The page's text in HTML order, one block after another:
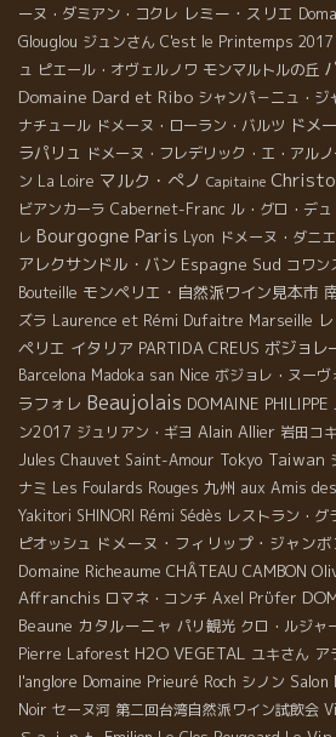
ーヌ・ダミアン・コクレ レミー・スリエ
Glouglou ジュンさん C'est le Printemps 2017
ュ ピエール・オヴェルノワ モンマルトルの丘
Domaine Dard et Ribo シャンパ－ニュ・ジ
ナチュール ドメーヌ・ローラン・バルツ ドメ
ラパリュ ドメーヌ・フレデリック・エ・アル
ン La Loire マルク・ぺノ Capitaine
ビアンカーラ Cabernet-Franc ル・グロ・デュ
レ Bourgogne Paris Lyon ドメーヌ・ダニ
アレクサンドル・バン Espagne Sud コワン
Bouteille モンペリエ・自然派ワイン見本市
ズラ Laurence et Rémi Dufaitre Marseille
ペリエ イタリア PARTIDA CREUS ボジョレ
Barcelona Madoka san Nice ボジョレ・ヌーヴ
ラフォレ Beaujolais DOMAINE PHILIPPE
ン2017 ジュリアン・ギヨ Alain Allier 岩田コ
Jules Chauvet Saint-Amour Tokyo Taiwan
ナミ Les Foulards Rouges 九州 aux Amis
Yakitori SHINORI Rémi Sédès レストラン・グ
ピオッシュ ドメーヌ・フィリップ・ジャンボ
Domaine Richeaume CHÂTEAU CAMBON
Affranchis ロマネ・コンチ Axel Prϋfer
Beaune カタルーニャ パリ観光 クロ・ルジャ
Pierre Laforest H2O VEGETAL ユキさん ア
l'anglore Domaine Prieuré Roch シノン Salon
Noir セーヌ河 第二回台湾自然派ワイン試飲会